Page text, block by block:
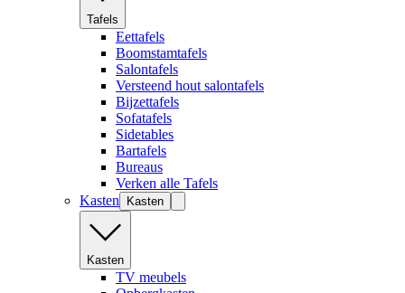
Tafels
Eettafels
Boomstamtafels
Salontafels
Versteend hout salontafels
Bijzettafels
Sofatafels
Sidetables
Bartafels
Bureaus
Verken alle Tafels
Kasten
Kasten
Kasten
TV meubels